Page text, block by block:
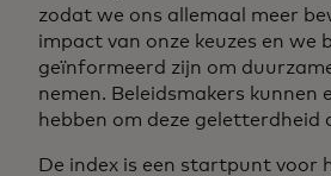
zodat we ons allemaal meer
impact van onze keuzes en we
geïnformeerd zijn om
nemen. Beleidsmakers kunnen
hebben om deze geletterdheid
De index is een startpunt voor